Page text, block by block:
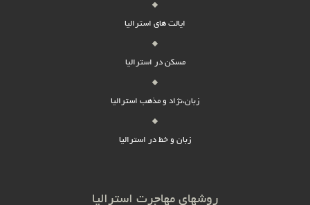
ایالت های استرالیا
مسکن در استرالیا
زبان،نژاد و مذهب استرالیا
زبان و خط در استرالیا
روشهای مهاجرت استرالیا